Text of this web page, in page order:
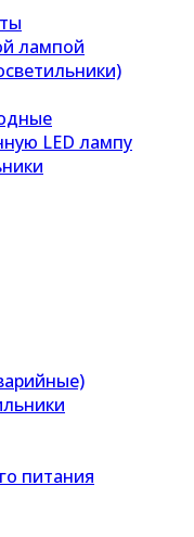
лампой
LED лампу
питания